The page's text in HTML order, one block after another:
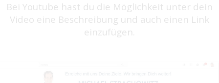
Bei Youtube hast du die Möglichkeit unter dein
Video eine Beschreibung und auch einen Link
einzufügen.